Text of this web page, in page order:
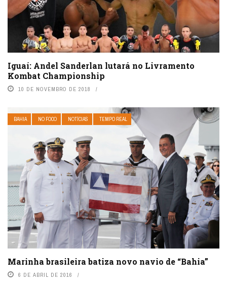
Iguaí: Andel Sanderlan lutará no Livramento
Kombat Championship
10 DE NOVEMBRO DE 2018
BAHIA NO FOCO NOTÍCIAS TEMPO REAL
Marinha brasileira batiza novo navio de “Bahia”
6 DE ABRIL DE 2016